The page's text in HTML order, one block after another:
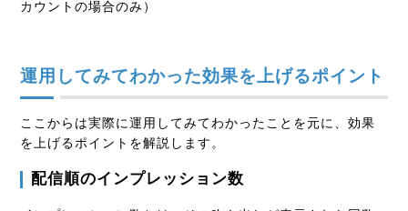
カウントの場合のみ）
運用してみてわかった効果を上げるポイント
ここからは実際に運用してみてわかったことを元に、効果
を上げるポイントを解説します。
配信順のインプレッション数